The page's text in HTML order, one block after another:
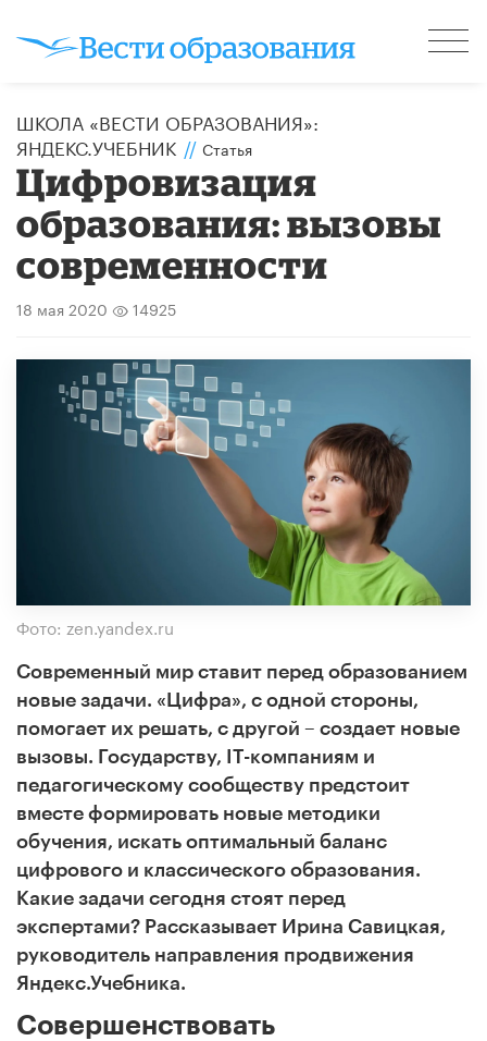
ШКОЛА «ВЕСТИ ОБРАЗОВАНИЯ»:
ЯНДЕКС.УЧЕБНИК // Статья
Цифровизация
образования: вызовы
современности
18 мая 2020 14925
Фото: zen.yandex.ru
Современный мир ставит перед образованием
новые задачи. «Цифра», с одной стороны,
помогает их решать, с другой – создает новые
вызовы. Государству, IT-компаниям и
педагогическому сообществу предстоит
вместе формировать новые методики
обучения, искать оптимальный баланс
цифрового и классического образования.
Какие задачи сегодня стоят перед
экспертами? Рассказывает Ирина Савицкая,
руководитель направления продвижения
Яндекс.Учебника.
Совершенствовать